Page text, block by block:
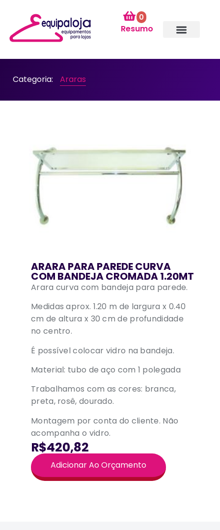
0
Resumo
Categoria: Araras
ARARA PARA PAREDE CURVA
COM BANDEJA CROMADA 1.20MT
Arara curva com bandeja para parede.
Medidas aprox. 1.20 m de largura x 0.40
cm de altura x 30 cm de profundidade
no centro.
É possível colocar vidro na bandeja.
Material: tubo de aço com 1 polegada
Trabalhamos com as cores: branca,
preta, rosê, dourado.
Montagem por conta do cliente. Não
acompanha o vidro.
R$420,82
Adicionar Ao Orçamento